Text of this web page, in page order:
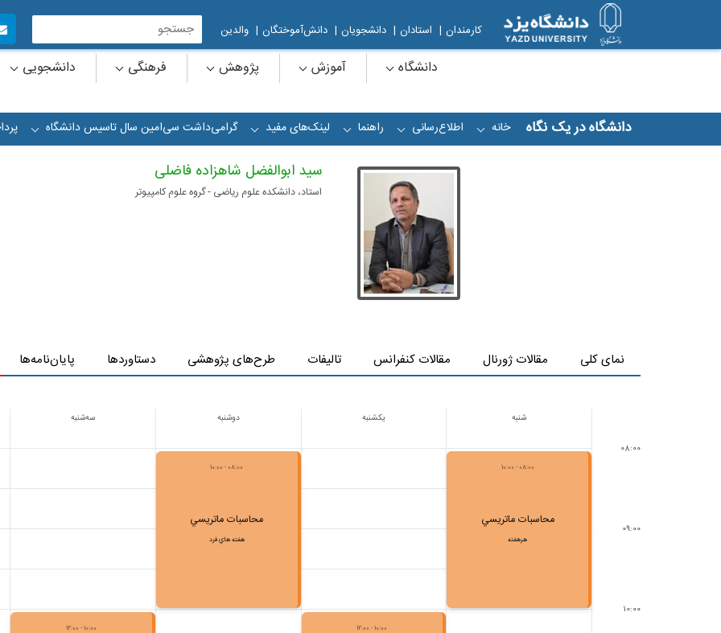
کارمندان | استادان | دانشجویان | دانش‌آموختگان | والدین
دانشگاه آموزش پژوهش فرهنگی دانشجویی
دانشگاه در یک نگاه + خانه + اطلاع‌رسانی + راهنما + لینک‌های مفید + گرامی‌داشت سی‌امین سال تاسیس دانشگاه
سید ابوالفضل شاهزاده فاضلی
استاد، دانشکده علوم ریاضی - گروه علوم کامپیوتر
نمای کلی مقالات ژورنال مقالات کنفرانس تالیفات طرح‌های پژوهشی دستاوردها پایان‌نامه‌ها
شنبه
08:00 - 10:00
محاسبات ماتريسي
هرهفته
یکشنبه
10:00 - 12:00
دوشنبه
08:00 - 10:00
محاسبات ماتريسي
هفته هاي فرد
سه‌شنبه
10:00 - 12:00
08:00
09:00
10:00